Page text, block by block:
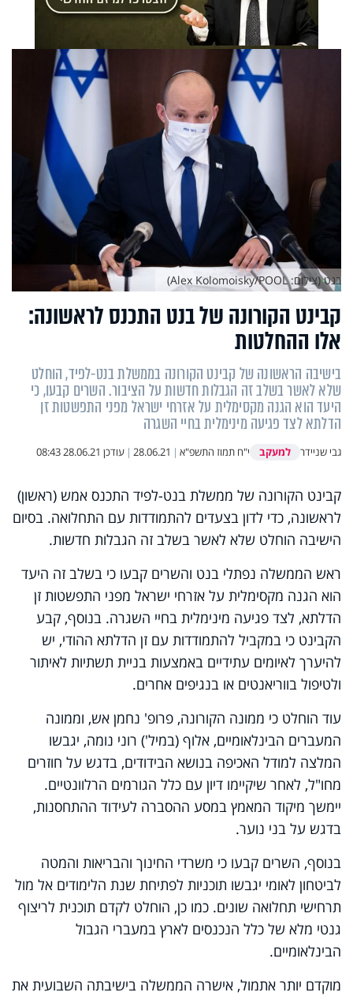
קבינט הקורונה של בנט התכנס לראשונה:
אלו ההחלטות
בישיבה הראשונה של קבינט הקורונה בממשלת בנט-לפיד, הוחלט
שלא לאשר בשלב זה הגבלות חדשות על הציבור. השרים קבעו, כי
היעד הוא הגנה מקסימלית על אזרחי ישראל מפני התפשטות זן
הדלתא לצד פגיעה מינימלית בחיי השגרה
גבי שניידר למעקב י"ח תמוז התשפ"א |
28.06.21
| עודכן 28.06.21 08:43
בנט (צילום: Alex Kolomoisky/POOL)
קבינט הקורונה של ממשלת בנט-לפיד התכנס אמש (ראשון)
לראשונה, כדי לדון בצעדים להתמודדות עם התחלואה. בסיום
הישיבה הוחלט שלא לאשר בשלב זה הגבלות חדשות.
ראש הממשלה נפתלי בנט והשרים קבעו כי בשלב זה היעד
הוא הגנה מקסימלית על אזרחי ישראל מפני התפשטות זן
הדלתא, לצד פגיעה מינימלית בחיי השגרה. בנוסף, קבע
הקבינט כי במקביל להתמודדות עם זן הדלתא ההודי, יש
להיערך לאיומים עתידיים באמצעות בניית תשתיות לאיתור
ולטיפול בווריאנטים או בנגיפים אחרים.
עוד הוחלט כי ממונה הקורונה, פרופ' נחמן אש, וממונה
המעברים הבינלאומיים, אלוף (במיל') רוני נומה, יגבשו
המלצה למודל האכיפה בנושא הבידודים, בדגש על חוזרים
מחו"ל, לאחר שיקיימו דיון עם כלל הגורמים הרלוונטיים.
יימשך מיקוד המאמץ במסע ההסברה לעידוד ההתחסנות,
בדגש על בני נוער.
בנוסף, השרים קבעו כי משרדי החינוך והבריאות והמטה
לביטחון לאומי יגבשו תוכניות לפתיחת שנת הלימודים אל מול
תרחישי תחלואה שונים. כמו כן, הוחלט לקדם תוכנית לריצוף
גנטי מלא של כלל הנכנסים לארץ במעברי הגבול
הבינלאומיים.
מוקדם יותר אתמול, אישרה הממשלה בישיבתה השבועית את